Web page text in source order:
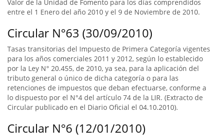
Valor de la Unidad de Fomento para los días comprendidos
entre el 1 Enero del año 2010 y el 9 de Noviembre de 2010.
Circular N°63 (30/09/2010)
Tasas transitorias del Impuesto de Primera Categoría vigentes
para los años comerciales 2011 y 2012, según lo establecido
por la Ley N° 20.455, de 2010, ya sea, para la aplicación del
tributo general o único de dicha categoría o para las
retenciones de impuestos que deban efectuarse, conforme a
lo dispuesto por el N°4 del artículo 74 de la LIR. (Extracto de
Circular publicado en el Diario Oficial el 04.10.2010).
Circular N°6 (12/01/2010)